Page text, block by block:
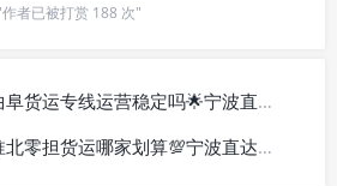
者已被打赏 188 次"
专线运营稳定吗🌟宁波直达曲阜物流_长期合作优选
货运哪家划算💯宁波直达淮北物流_拼车省钱发货